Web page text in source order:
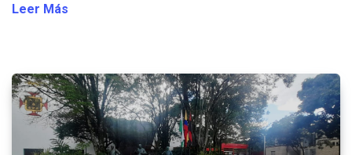
Leer Más